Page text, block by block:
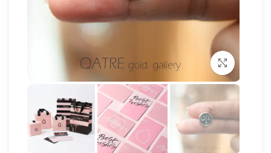
برای بزرگنمایی کلیک کنید